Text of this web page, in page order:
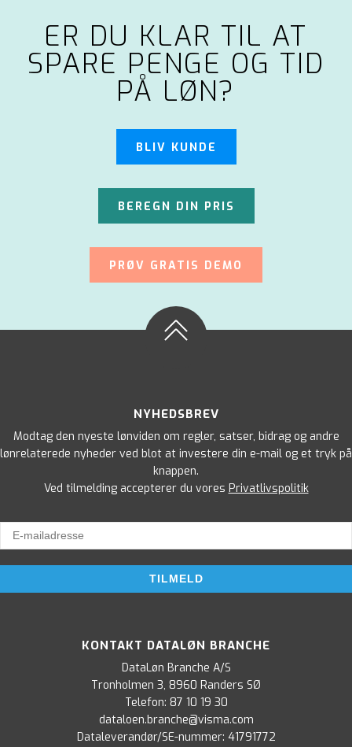
ER DU KLAR TIL AT
SPARE PENGE OG TID
PÅ LØN?
BLIV KUNDE
BEREGN DIN PRIS
PRØV GRATIS DEMO
NYHEDSBREV
Modtag den nyeste lønviden om regler, satser, bidrag og andre
lønrelaterede nyheder ved blot at investere din e-mail og et tryk på
knappen.
Ved tilmelding accepterer du vores Privatlivspolitik
KONTAKT DATALØN BRANCHE
DataLøn Branche A/S
Tronholmen 3, 8960 Randers SØ
Telefon: 87 10 19 30
dataloen.branche@visma.com
Dataleverandør/SE-nummer: 41791772